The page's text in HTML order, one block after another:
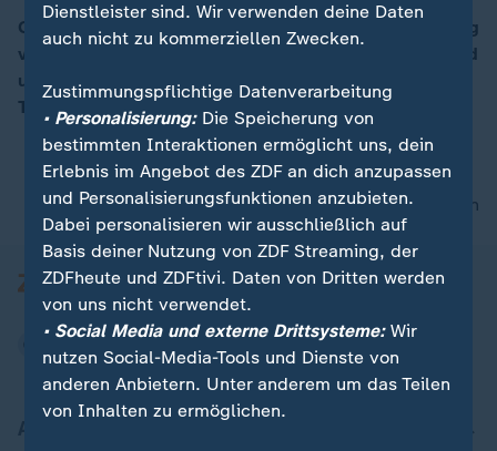
Gaspreisbremse, Dezemberhilfe und die Unterbringung
von Geflüchteten: Vom heutigen Treffen zwischen Bund
und Länder werden konkrete Lösungen für strittige
Themen erwartet.
nach oben
Dienstleister sind. Wir verwenden deine Daten
auch nicht zu kommerziellen Zwecken.
Zustimmungspflichtige Datenverarbeitung
• Personalisierung:Die Speicherung von
bestimmten Interaktionen ermöglicht uns, dein
Erlebnis im Angebot des ZDF an dich anzupassen
und Personalisierungsfunktionen anzubieten.
Dabei personalisieren wir ausschließlich auf
Basis deiner Nutzung von ZDF Streaming, der
ZDFheute und ZDFtivi. Daten von Dritten werden
von uns nicht verwendet.
• Social Media und externe Drittsysteme:Wir
nutzen Social-Media-Tools und Dienste von
anderen Anbietern. Unter anderem um das Teilen
von Inhalten zu ermöglichen.